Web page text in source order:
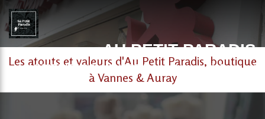
AU PETIT PARADIS
LINGERIE / COLLANTERIE / maillotterie. à Auray et
Les atouts et valeurs d'Au Petit Paradis, boutique
à Vannes & Auray